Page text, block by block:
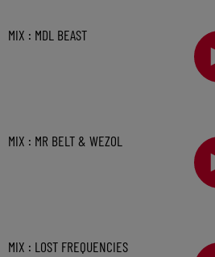
MIX : MDL BEAST
MIX : MR BELT & WEZOL
MIX : LOST FREQUENCIES